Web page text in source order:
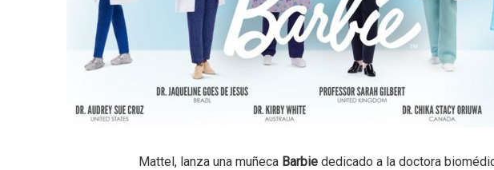
Mattel, lanza una muñeca Barbie dedicado a la doctora